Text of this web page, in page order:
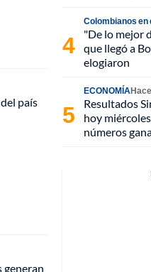
país
generan
Colombianos en
"De lo mejor
que llegó a
elogiaron
ECONOMÍA
Resultados
hoy
números